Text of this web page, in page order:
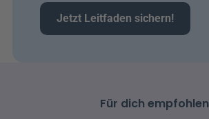
Jetzt Leitfaden sichern!
Für dich empfohlen